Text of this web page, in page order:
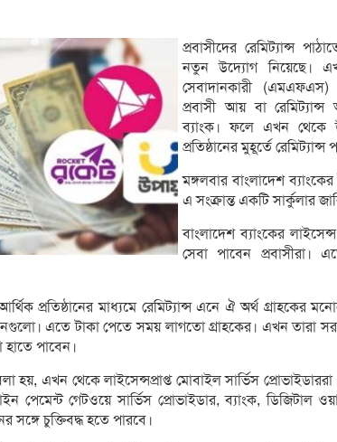
প্রবাসীদের রেমিট্যান্স
নতুন উদ্যোগ নিয়েছে।
সেবাদানকারী (এমএফএস)
প্রবাসী আয় বা
ব্যাংক। ফলে এখন থেকে
প্রতিষ্ঠানের মুহূর্তে
মঙ্গলবার বাংলাদেশ
এ সংক্রান্ত একটি সার্কুলার
বাংলাদেশ ব্যাংকের
সেবা পাবেন প্রবাসীরা।
প্রতিষ্ঠানের মাধ্যমে রেমিট্যান্স এনে ঐ অর্থ গ্রাহকের
এতে টাকা পেতে সময় লাগতো গ্রাহকের। এখন তারা
হাতে পাবেন।
হয়, এখন থেকে লাইসেন্সপ্রাপ্ত মোবাইল সার্ভিস
পেমেন্ট গেটওয়ে সার্ভিস প্রোভাইডার, ব্যাংক, ডিজিটাল
সঙ্গে চুক্তিবদ্ধ হতে পারবে।